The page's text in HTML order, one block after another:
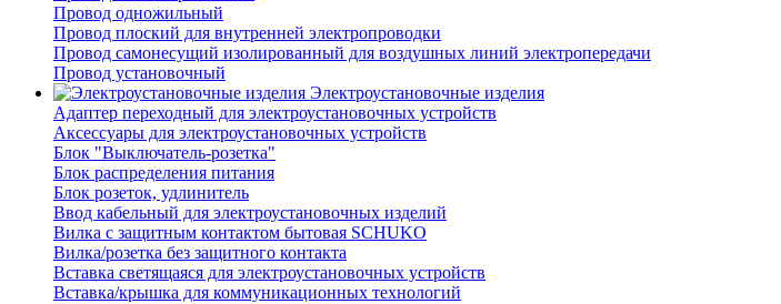
Провод одножильный
Провод плоский для внутренней электропроводки
Провод самонесущий изолированный для воздушных линий электропередачи
Провод установочный
Электроустановочные изделия
Адаптер переходный для электроустановочных устройств
Аксессуары для электроустановочных устройств
Блок "Выключатель-розетка"
Блок распределения питания
Блок розеток, удлинитель
Ввод кабельный для электроустановочных изделий
Вилка с защитным контактом бытовая SCHUKO
Вилка/розетка без защитного контакта
Вставка светящаяся для электроустановочных устройств
Вставка/крышка для коммуникационных технологий